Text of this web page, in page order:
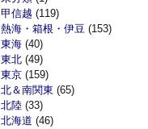
甲信越 (119)
熱海・箱根・伊豆 (153)
東海 (40)
東北 (49)
東京 (159)
北＆南関東 (65)
北陸 (33)
北海道 (46)